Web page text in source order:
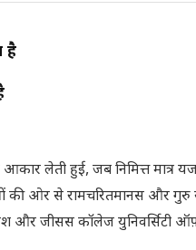
है
आकार लेती हुई, जब निमित्त मात्र
की ओर से रामचरितमानस और
और जीसस कॉलेज युनिवर्सिटी